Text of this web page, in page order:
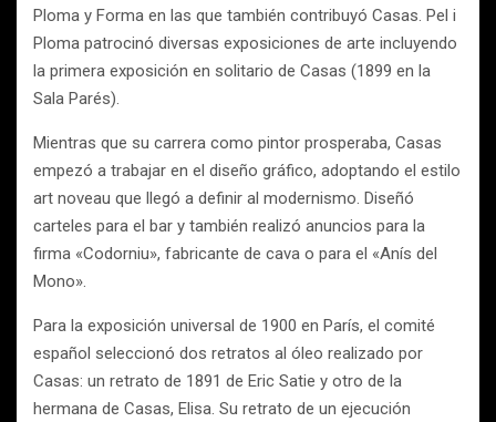
Ploma y Forma en las que también contribuyó Casas. Pel i
Ploma patrocinó diversas exposiciones de arte incluyendo
la primera exposición en solitario de Casas (1899 en la
Sala Parés).
Mientras que su carrera como pintor prosperaba, Casas
empezó a trabajar en el diseño gráfico, adoptando el estilo
art noveau que llegó a definir al modernismo. Diseñó
carteles para el bar y también realizó anuncios para la
firma «Codorniu», fabricante de cava o para el «Anís del
Mono».
Para la exposición universal de 1900 en París, el comité
español seleccionó dos retratos al óleo realizado por
Casas: un retrato de 1891 de Eric Satie y otro de la
hermana de Casas, Elisa. Su retrato de un ejecución